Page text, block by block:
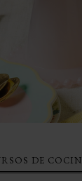
DE